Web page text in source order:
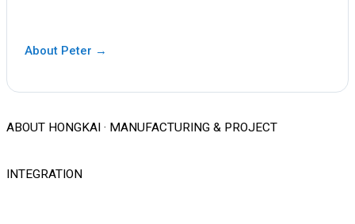
About Peter →
ABOUT HONGKAI · MANUFACTURING & PROJECT
INTEGRATION